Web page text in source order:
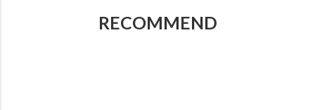
RECOMMEND